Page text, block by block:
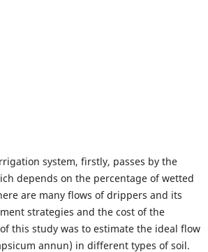
system, firstly, passes by the
depends on the percentage of wetted
are many flows of drippers and its
strategies and the cost of the
this study was to estimate the ideal flow
annun) in different types of soil.